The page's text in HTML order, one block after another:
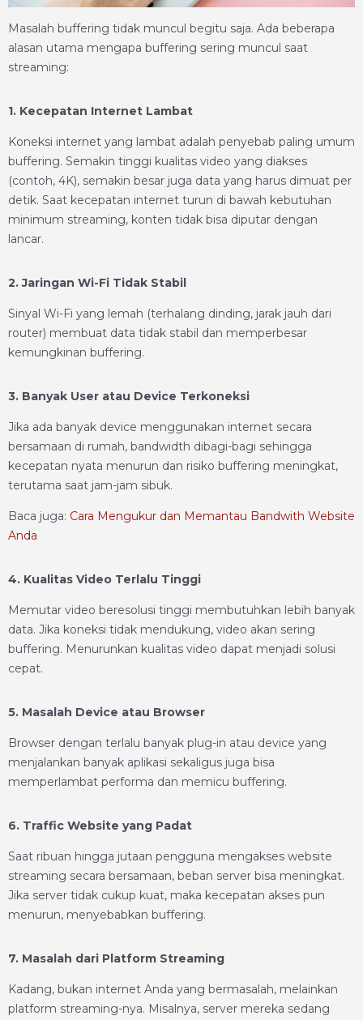
Masalah buffering tidak muncul begitu saja. Ada beberapa
alasan utama mengapa buffering sering muncul saat
streaming:
1. Kecepatan Internet Lambat
Koneksi internet yang lambat adalah penyebab paling umum
buffering. Semakin tinggi kualitas video yang diakses
(contoh, 4K), semakin besar juga data yang harus dimuat per
detik. Saat kecepatan internet turun di bawah kebutuhan
minimum streaming, konten tidak bisa diputar dengan
lancar.
2. Jaringan Wi-Fi Tidak Stabil
Sinyal Wi-Fi yang lemah (terhalang dinding, jarak jauh dari
router) membuat data tidak stabil dan memperbesar
kemungkinan buffering.
3. Banyak User atau Device Terkoneksi
Jika ada banyak device menggunakan internet secara
bersamaan di rumah, bandwidth dibagi-bagi sehingga
kecepatan nyata menurun dan risiko buffering meningkat,
terutama saat jam-jam sibuk.
Baca juga: Cara Mengukur dan Memantau Bandwith Website
Anda
4. Kualitas Video Terlalu Tinggi
Memutar video beresolusi tinggi membutuhkan lebih banyak
data. Jika koneksi tidak mendukung, video akan sering
buffering. Menurunkan kualitas video dapat menjadi solusi
cepat.
5. Masalah Device atau Browser
Browser dengan terlalu banyak plug-in atau device yang
menjalankan banyak aplikasi sekaligus juga bisa
memperlambat performa dan memicu buffering.
6. Traffic Website yang Padat
Saat ribuan hingga jutaan pengguna mengakses website
streaming secara bersamaan, beban server bisa meningkat.
Jika server tidak cukup kuat, maka kecepatan akses pun
menurun, menyebabkan buffering.
7. Masalah dari Platform Streaming
Kadang, bukan internet Anda yang bermasalah, melainkan
platform streaming-nya. Misalnya, server mereka sedang